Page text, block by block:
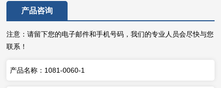
产品咨询
注意：请留下您的电子邮件和手机号码，我们的专业人员会尽快与您
联系！